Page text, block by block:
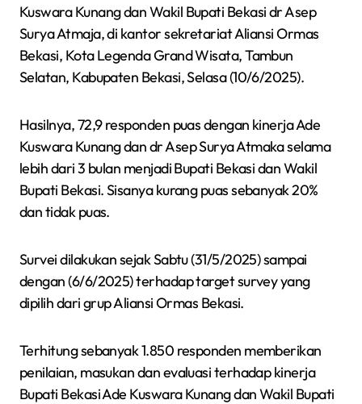
Kuswara Kunang dan Wakil Bupati Bekasi dr Asep
Surya Atmaja, di kantor sekretariat Aliansi Ormas
Bekasi, Kota Legenda Grand Wisata, Tambun
Selatan, Kabupaten Bekasi, Selasa (10/6/2025).
Hasilnya, 72,9 responden puas dengan kinerja Ade
Kuswara Kunang dan dr Asep Surya Atmaka selama
lebih dari 3 bulan menjadi Bupati Bekasi dan Wakil
Bupati Bekasi. Sisanya kurang puas sebanyak 20%
dan tidak puas.
Survei dilakukan sejak Sabtu (31/5/2025) sampai
dengan (6/6/2025) terhadap target survey yang
dipilih dari grup Aliansi Ormas Bekasi.
Terhitung sebanyak 1.850 responden memberikan
penilaian, masukan dan evaluasi terhadap kinerja
Bupati Bekasi Ade Kuswara Kunang dan Wakil Bupati